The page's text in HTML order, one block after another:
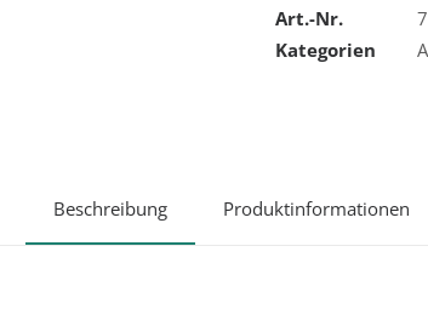
Menge
Art.-Nr.
Kategorien
Beschreibung Produktinformationen